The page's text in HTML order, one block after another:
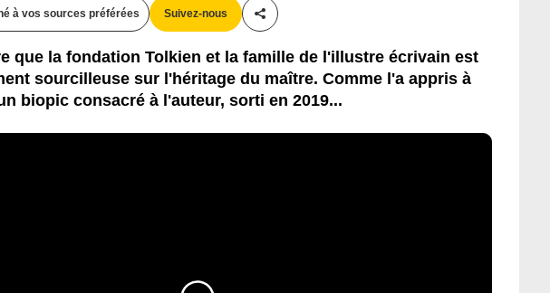
à vos sources préférées Suivez-nous
Partager cet article
que la fondation Tolkien et la famille de l'illustre écrivain est
sourcilleuse sur l'héritage du maître. Comme l'a appris à
biopic consacré à l'auteur, sorti en 2019...